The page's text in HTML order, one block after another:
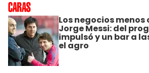
Los negocios
Jorge Messi: del
impulsó y un bar a
el agro